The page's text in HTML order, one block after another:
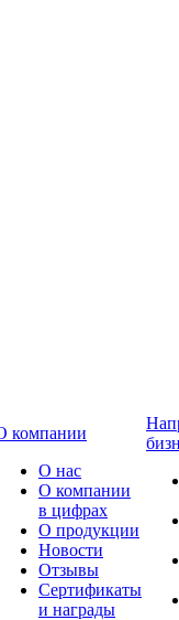
компании
О нас
О компании
в цифрах
О продукции
Новости
Отзывы
Сертификаты
и награды